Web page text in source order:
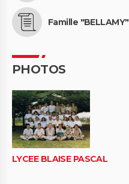
Famille "BELLAMY"
PHOTOS
LYCEE BLAISE PASCAL